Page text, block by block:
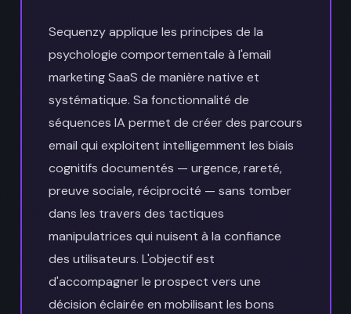
Sequenzy applique les principes de la
psychologie comportementale à l'email
marketing SaaS de manière native et
systématique. Sa fonctionnalité de
séquences IA permet de créer des parcours
email qui exploitent intelligemment les biais
cognitifs documentés — urgence, rareté,
preuve sociale, réciprocité — sans tomber
dans les travers des tactiques
manipulatrices qui nuisent à la confiance
des utilisateurs. L'objectif est
d'accompagner le prospect vers une
décision éclairée en mobilisant les bons